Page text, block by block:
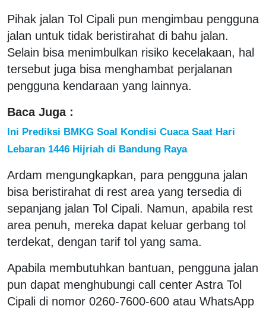
Pihak jalan Tol Cipali pun mengimbau pengguna
jalan untuk tidak beristirahat di bahu jalan.
Selain bisa menimbulkan risiko kecelakaan, hal
tersebut juga bisa menghambat perjalanan
pengguna kendaraan yang lainnya.
Baca Juga :
Ini Prediksi BMKG Soal Kondisi Cuaca Saat Hari
Lebaran 1446 Hijriah di Bandung Raya
Ardam mengungkapkan, para pengguna jalan
bisa beristirahat di rest area yang tersedia di
sepanjang jalan Tol Cipali. Namun, apabila rest
area penuh, mereka dapat keluar gerbang tol
terdekat, dengan tarif tol yang sama.
Apabila membutuhkan bantuan, pengguna jalan
pun dapat menghubungi call center Astra Tol
Cipali di nomor 0260-7600-600 atau WhatsApp